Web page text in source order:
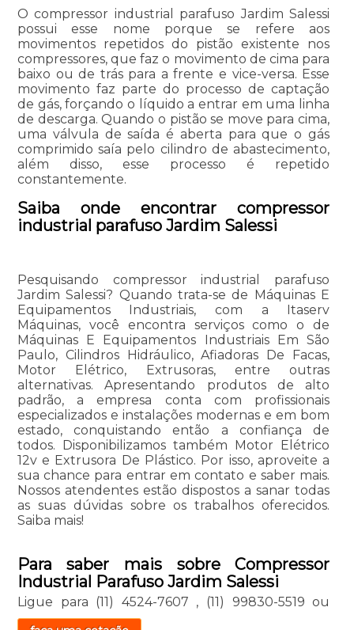
O compressor industrial parafuso Jardim Salessi
possui esse nome porque se refere aos
movimentos repetidos do pistão existente nos
compressores, que faz o movimento de cima para
baixo ou de trás para a frente e vice-versa. Esse
movimento faz parte do processo de captação
de gás, forçando o líquido a entrar em uma linha
de descarga. Quando o pistão se move para cima,
uma válvula de saída é aberta para que o gás
comprimido saía pelo cilindro de abastecimento,
além disso, esse processo é repetido
constantemente.
Saiba onde encontrar compressor
industrial parafuso Jardim Salessi
Pesquisando compressor industrial parafuso
Jardim Salessi? Quando trata-se de Máquinas E
Equipamentos Industriais, com a Itaserv
Máquinas, você encontra serviços como o de
Máquinas E Equipamentos Industriais Em São
Paulo, Cilindros Hidráulico, Afiadoras De Facas,
Motor Elétrico, Extrusoras, entre outras
alternativas. Apresentando produtos de alto
padrão, a empresa conta com profissionais
especializados e instalações modernas e em bom
estado, conquistando então a confiança de
todos. Disponibilizamos também Motor Elétrico
12v e Extrusora De Plástico. Por isso, aproveite a
sua chance para entrar em contato e saber mais.
Nossos atendentes estão dispostos a sanar todas
as suas dúvidas sobre os trabalhos oferecidos.
Saiba mais!
Para saber mais sobre Compressor
Industrial Parafuso Jardim Salessi
Ligue para (11) 4524-7607 , (11) 99830-5519 ou